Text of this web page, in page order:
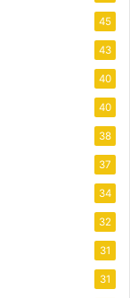
45
43
40
40
38
37
34
32
31
31